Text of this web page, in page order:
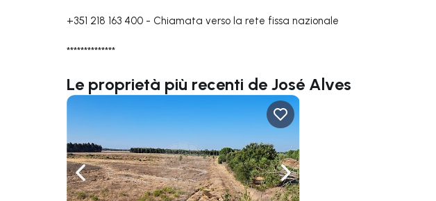
+351 218 163 400 - Chiamata verso la rete fissa nazionale
**************
Le proprietà più recenti de José Alves
Naviga a sinistra Naviga a destra